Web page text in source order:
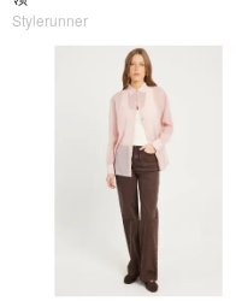
Stylerunner